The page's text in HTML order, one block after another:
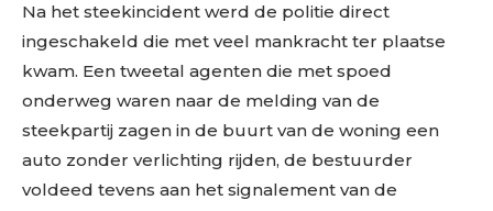
Na het steekincident werd de politie direct
ingeschakeld die met veel mankracht ter plaatse
kwam. Een tweetal agenten die met spoed
onderweg waren naar de melding van de
steekpartij zagen in de buurt van de woning een
auto zonder verlichting rijden, de bestuurder
voldeed tevens aan het signalement van de